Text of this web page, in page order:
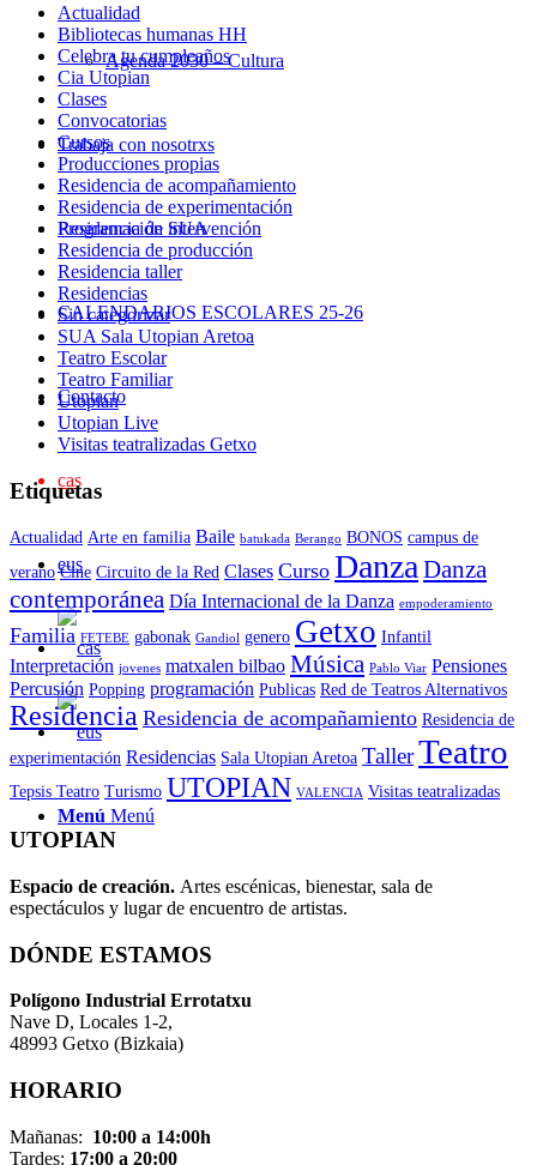
Agenda 2030 – Cultura
Trabaja con nosotrxs
Programación SUA
CALENDARIOS ESCOLARES 25-26
Contacto
cas
eus
Menú Menú
Actualidad
Bibliotecas humanas HH
Celebra tu cumpleaños
Cia Utopian
Clases
Convocatorias
Cursos
Producciones propias
Residencia de acompañamiento
Residencia de experimentación
Residencia de intervención
Residencia de producción
Residencia taller
Residencias
Sin categorizar
SUA Sala Utopian Aretoa
Teatro Escolar
Teatro Familiar
Utopian
Utopian Live
Visitas teatralizadas Getxo
Etiquetas
Actualidad Arte en familia Baile batukada Berango BONOS campus de
verano Cine Circuito de la Red Clases Curso DanzaDanza
contemporánea Día Internacional de la Danza empoderamiento
Familia FETEBE gabonak Gandiol genero Getxo Infantil
Interpretación jovenes matxalen bilbao Música Pablo Viar Pensiones
Percusión Popping programación Publicas Red de Teatros Alternativos
Residencia Residencia de acompañamiento Residencia de
experimentación Residencias Sala Utopian Aretoa TallerTeatro
Tepsis Teatro Turismo UTOPIAN VALENCIA Visitas teatralizadas
UTOPIAN
Espacio de creación. Artes escénicas, bienestar, sala de
espectáculos y lugar de encuentro de artistas.
DÓNDE ESTAMOS
Polígono Industrial Errotatxu
Nave D, Locales 1-2,
48993 Getxo (Bizkaia)
HORARIO
Mañanas: 10:00 a 14:00h
Tardes: 17:00 a 20:00